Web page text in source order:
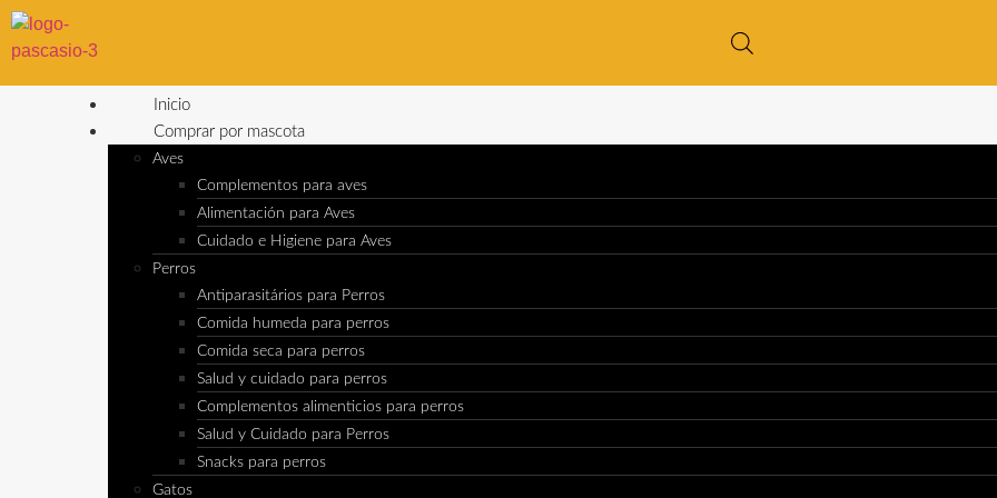
Inicio
Comprar por mascota
Aves
Complementos para aves
Alimentación para Aves
Cuidado e Higiene para Aves
Perros
Antiparasitários para Perros
Comida humeda para perros
Comida seca para perros
Salud y cuidado para perros
Complementos alimenticios para perros
Salud y Cuidado para Perros
Snacks para perros
Gatos